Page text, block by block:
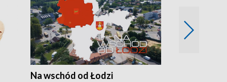
Na wschód od Łodzi